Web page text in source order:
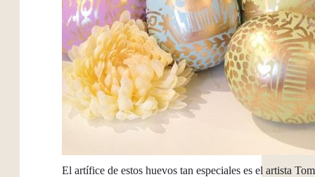
El artífice de estos huevos tan especiales es el artista